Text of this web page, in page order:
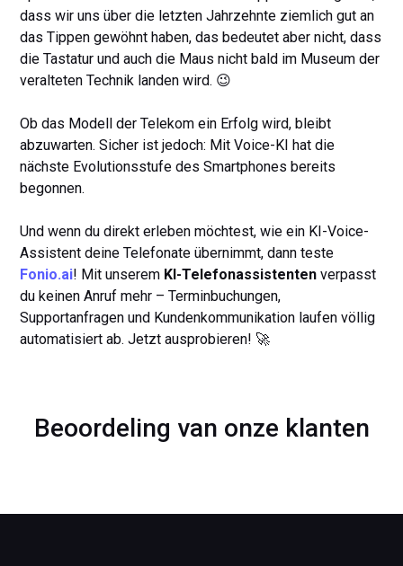
dass wir uns über die letzten Jahrzehnte ziemlich gut an
das Tippen gewöhnt haben, das bedeutet aber nicht, dass
die Tastatur und auch die Maus nicht bald im Museum der
veralteten Technik landen wird. 😉
Ob das Modell der Telekom ein Erfolg wird, bleibt
abzuwarten. Sicher ist jedoch: Mit Voice-KI hat die
nächste Evolutionsstufe des Smartphones bereits
begonnen.
Und wenn du direkt erleben möchtest, wie ein KI-Voice-
Assistent deine Telefonate übernimmt, dann teste
Fonio.ai! Mit unserem KI-Telefonassistenten verpasst
du keinen Anruf mehr – Terminbuchungen,
Supportanfragen und Kundenkommunikation laufen völlig
automatisiert ab. Jetzt ausprobieren! 🚀
Beoordeling van onze klanten